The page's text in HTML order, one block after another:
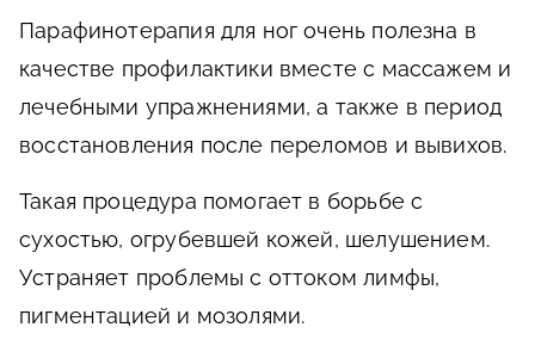
Парафинотерапия для ног очень полезна в
качестве профилактики вместе с массажем и
лечебными упражнениями, а также в период
восстановления после переломов и вывихов.
Такая процедура помогает в борьбе с
сухостью, огрубевшей кожей, шелушением.
Устраняет проблемы с оттоком лимфы,
пигментацией и мозолями.